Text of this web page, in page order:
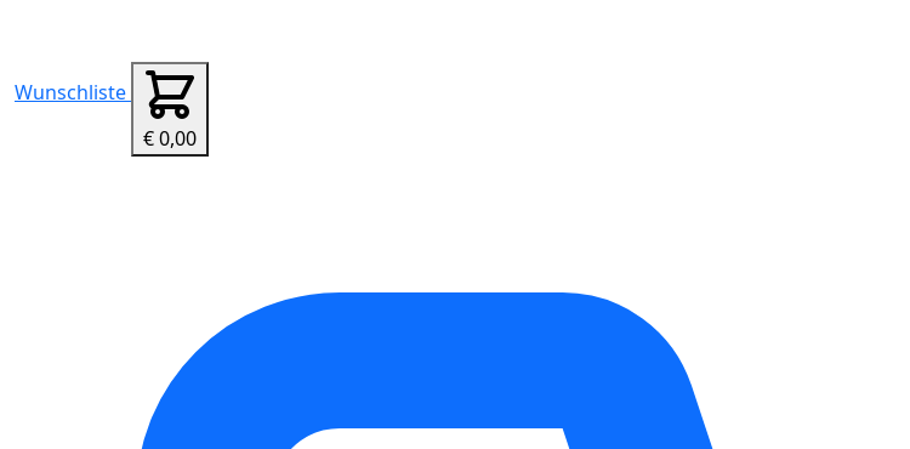
Wunschliste
€ 0,00